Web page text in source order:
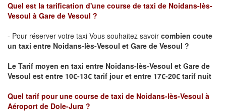
Quel est la tarification d'une course de taxi de Noidans-lès-
Vesoul à Gare de Vesoul ?
- Pour réserver votre taxi Vous souhaitez savoir combien coute
un taxi entre Noidans-lès-Vesoul et Gare de Vesoul ?
Le Tarif moyen en taxi entre Noidans-lès-Vesoul et Gare de
Vesoul est entre 10€-13€ tarif jour et entre 17€-20€ tarif nuit
Quel tarif pour une course de taxi de Noidans-lès-Vesoul à
Aéroport de Dole-Jura ?